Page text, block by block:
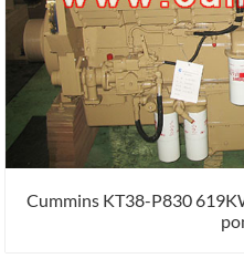
Cummins KT38-P830